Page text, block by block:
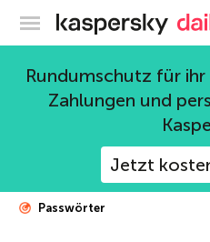
Rundumschutz für
Zahlungen und
Jetzt
Passwörter